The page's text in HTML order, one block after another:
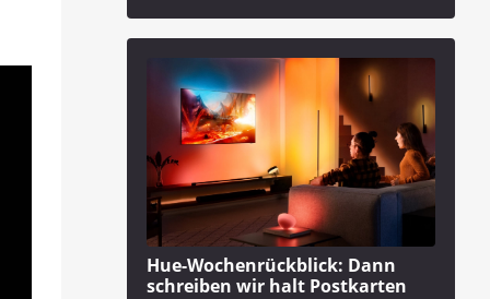
Hue-Wochenrückblick: Dann
schreiben wir halt Postkarten